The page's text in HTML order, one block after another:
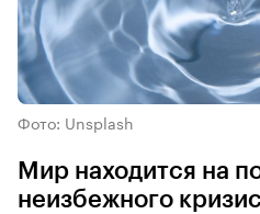
Фото: Unsplash
Мир находится на
неизбежного